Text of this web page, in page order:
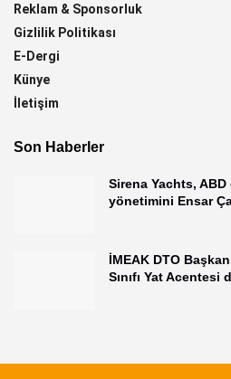
Reklam & Sponsorluk
Gizlilik Politikası
E-Dergi
Künye
İletişim
Son Haberler
Sirena Yachts, ABD
yönetimini Ensar
İMEAK DTO
Sınıfı Yat Acentesi